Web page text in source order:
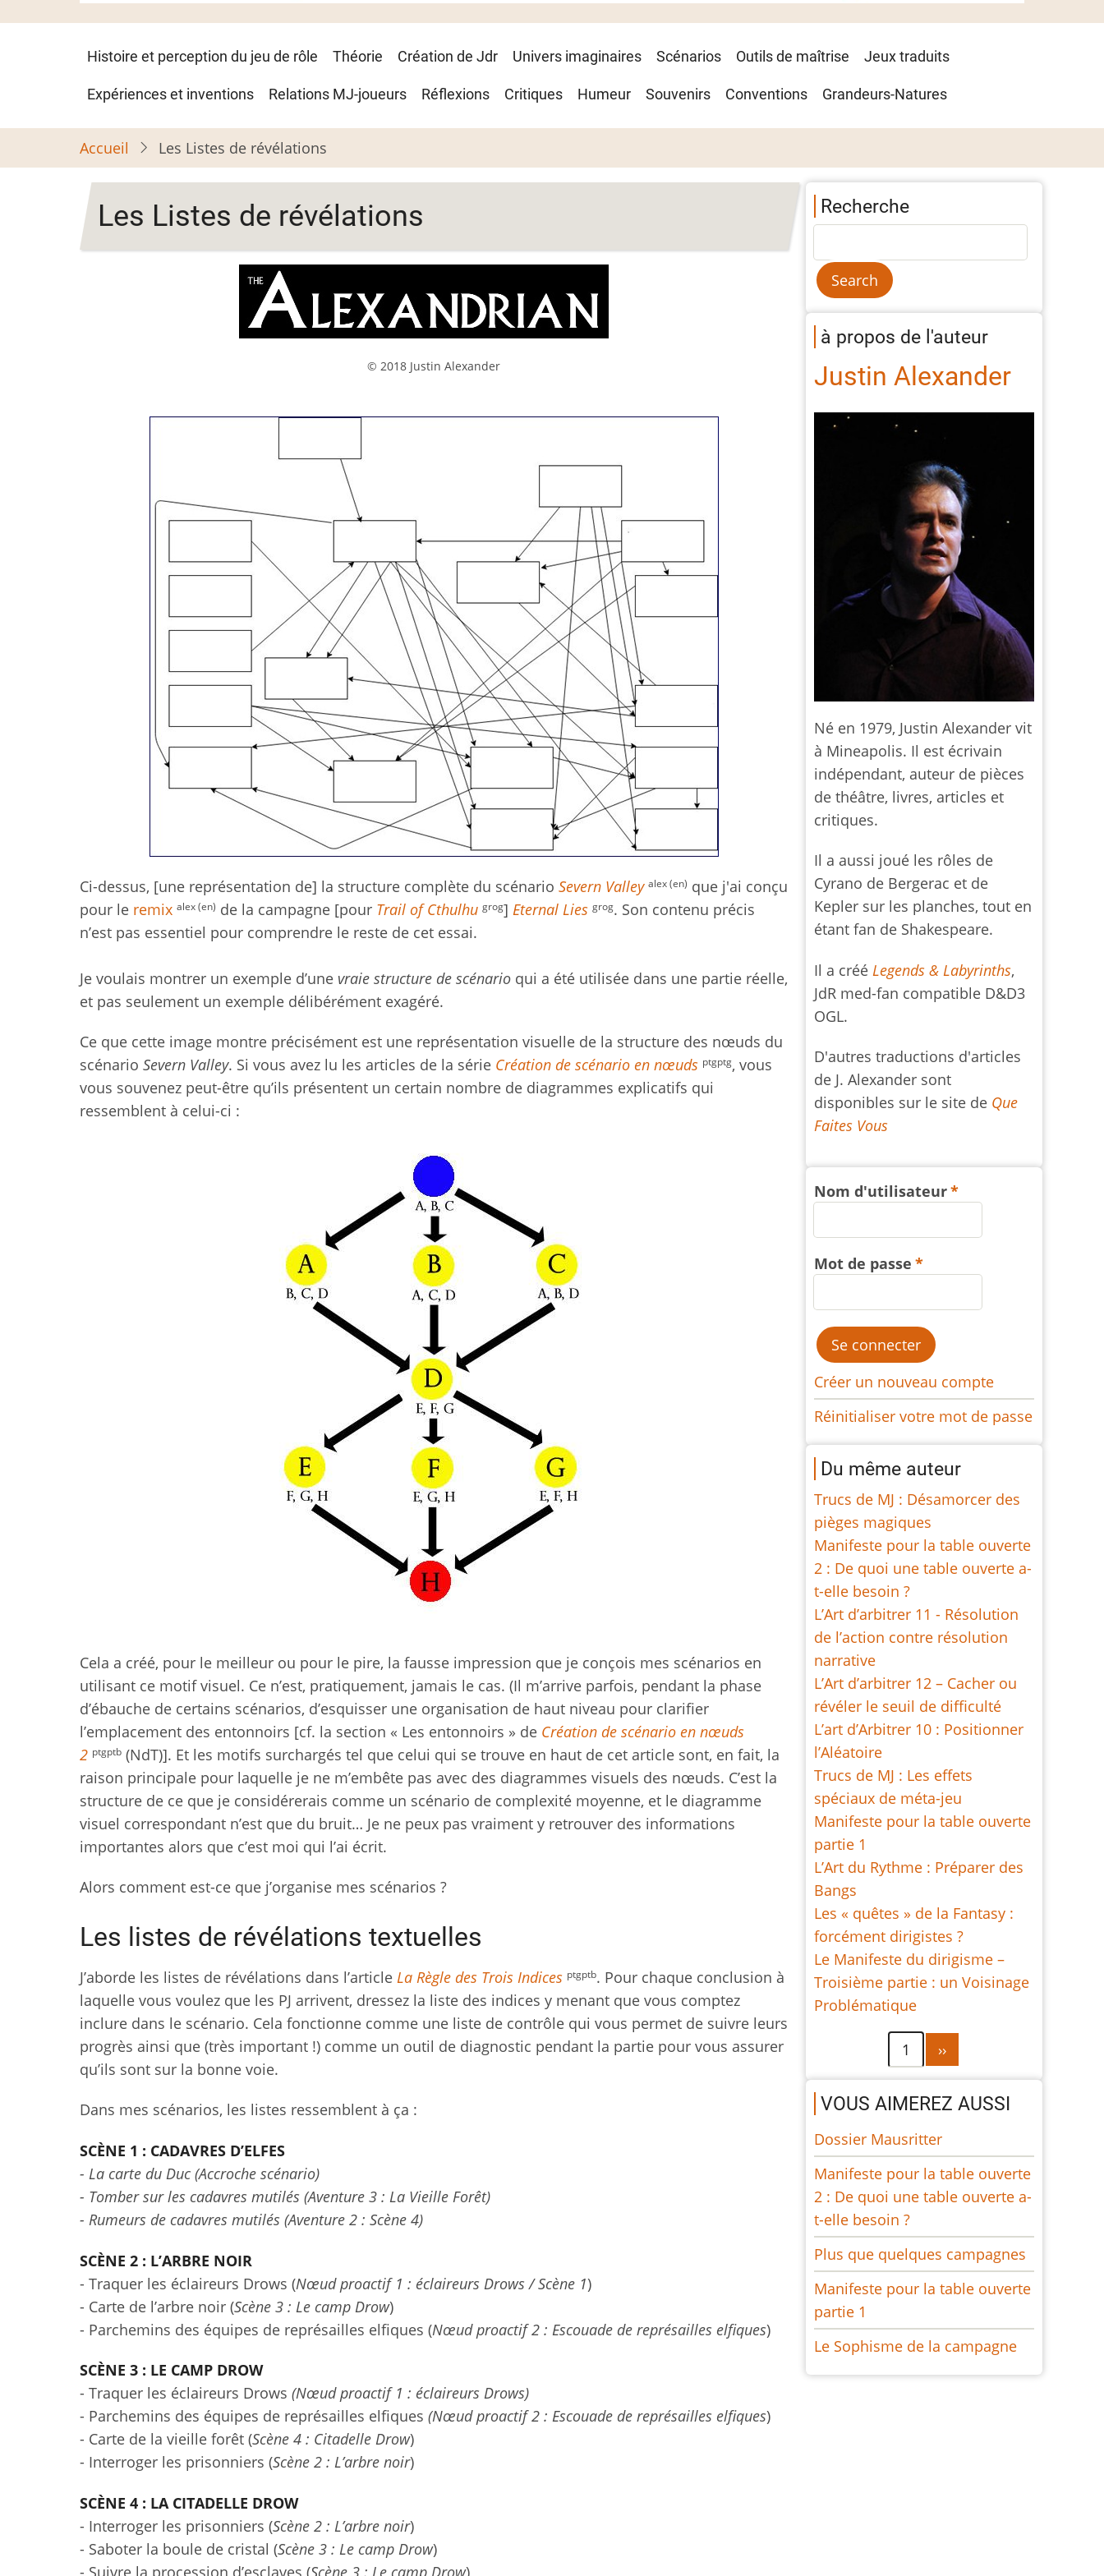
Navigation
principale
Histoire et perception du jeu de rôle Théorie Création de Jdr Univers imaginaires Scénarios Outils de maîtrise Jeux traduits
Expériences et inventions Relations MJ-joueurs Réflexions Critiques Humeur Souvenirs Conventions Grandeurs-Natures
Accueil Les Listes de révélations
Les Listes de révélations
© 2018 Justin Alexander
Ci-dessus, [une représentation de] la structure complète du scénario Severn Valley alex (en) que j'ai conçu
pour le remix alex (en) de la campagne [pour Trail of Cthulhu grog] Eternal Lies grog. Son contenu précis
n’est pas essentiel pour comprendre le reste de cet essai.
Je voulais montrer un exemple d’une vraie structure de scénario qui a été utilisée dans une partie réelle,
et pas seulement un exemple délibérément exagéré.
Ce que cette image montre précisément est une représentation visuelle de la structure des nœuds du
scénario Severn Valley. Si vous avez lu les articles de la série Création de scénario en nœuds ptgptg, vous
vous souvenez peut-être qu’ils présentent un certain nombre de diagrammes explicatifs qui
ressemblent à celui-ci :
Cela a créé, pour le meilleur ou pour le pire, la fausse impression que je conçois mes scénarios en
utilisant ce motif visuel. Ce n’est, pratiquement, jamais le cas. (Il m’arrive parfois, pendant la phase
d’ébauche de certains scénarios, d’esquisser une organisation de haut niveau pour clarifier
l’emplacement des entonnoirs [cf. la section « Les entonnoirs » de Création de scénario en nœuds
2 ptgptb (NdT)]. Et les motifs surchargés tel que celui qui se trouve en haut de cet article sont, en fait, la
raison principale pour laquelle je ne m’embête pas avec des diagrammes visuels des nœuds. C’est la
structure de ce que je considérerais comme un scénario de complexité moyenne, et le diagramme
visuel correspondant n’est que du bruit… Je ne peux pas vraiment y retrouver des informations
importantes alors que c’est moi qui l’ai écrit.
Alors comment est-ce que j’organise mes scénarios ?
Les listes de révélations textuelles
J’aborde les listes de révélations dans l’article La Règle des Trois Indices ptgptb. Pour chaque conclusion à
laquelle vous voulez que les PJ arrivent, dressez la liste des indices y menant que vous comptez
inclure dans le scénario. Cela fonctionne comme une liste de contrôle qui vous permet de suivre leurs
progrès ainsi que (très important !) comme un outil de diagnostic pendant la partie pour vous assurer
qu’ils sont sur la bonne voie.
Dans mes scénarios, les listes ressemblent à ça :
SCÈNE 1 : CADAVRES D’ELFES
- La carte du Duc (Accroche scénario)
- Tomber sur les cadavres mutilés (Aventure 3 : La Vieille Forêt)
- Rumeurs de cadavres mutilés (Aventure 2 : Scène 4)
SCÈNE 2 : L’ARBRE NOIR
- Traquer les éclaireurs Drows (Nœud proactif 1 : éclaireurs Drows / Scène 1)
- Carte de l’arbre noir (Scène 3 : Le camp Drow)
- Parchemins des équipes de représailles elfiques (Nœud proactif 2 : Escouade de représailles elfiques)
SCÈNE 3 : LE CAMP DROW
- Traquer les éclaireurs Drows (Nœud proactif 1 : éclaireurs Drows)
- Parchemins des équipes de représailles elfiques (Nœud proactif 2 : Escouade de représailles elfiques)
- Carte de la vieille forêt (Scène 4 : Citadelle Drow)
- Interroger les prisonniers (Scène 2 : L’arbre noir)
SCÈNE 4 : LA CITADELLE DROW
- Interroger les prisonniers (Scène 2 : L’arbre noir)
- Saboter la boule de cristal (Scène 3 : Le camp Drow)
- Suivre la procession d’esclaves (Scène 3 : Le camp Drow)
Recherche
à propos de l'auteur
Justin Alexander
Né en 1979, Justin Alexander vit
à Mineapolis. Il est écrivain
indépendant, auteur de pièces
de théâtre, livres, articles et
critiques.
Il a aussi joué les rôles de
Cyrano de Bergerac et de
Kepler sur les planches, tout en
étant fan de Shakespeare.
Il a créé Legends & Labyrinths,
JdR med-fan compatible D&D3
OGL.
D'autres traductions d'articles
de J. Alexander sont
disponibles sur le site de Que
Faites Vous
Nom d'utilisateur
Mot de passe
Créer un nouveau compte
Réinitialiser votre mot de passe
Du même auteur
Trucs de MJ : Désamorcer des
pièges magiques
Manifeste pour la table ouverte
2 : De quoi une table ouverte a-
t-elle besoin ?
L’Art d’arbitrer 11 - Résolution
de l’action contre résolution
narrative
L’Art d’arbitrer 12 – Cacher ou
révéler le seuil de difficulté
L’art d’Arbitrer 10 : Positionner
l’Aléatoire
Trucs de MJ : Les effets
spéciaux de méta-jeu
Manifeste pour la table ouverte
partie 1
L’Art du Rythme : Préparer des
Bangs
Les « quêtes » de la Fantasy :
forcément dirigistes ?
Le Manifeste du dirigisme –
Troisième partie : un Voisinage
Problématique
Pagination1
Page
suivante
››
VOUS AIMEREZ AUSSI
Dossier Mausritter
Manifeste pour la table ouverte
2 : De quoi une table ouverte a-
t-elle besoin ?
Plus que quelques campagnes
Manifeste pour la table ouverte
partie 1
Le Sophisme de la campagne